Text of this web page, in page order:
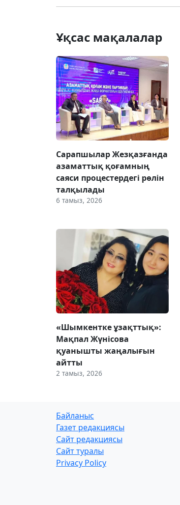
Ұқсас мақалалар
Сарапшылар Жезқазғанда
азаматтық қоғамның
саяси процестердегі рөлін
талқылады
6 тамыз, 2026
«Шымкентке ұзақттық»:
Мақпал Жүнісова
қуанышты жаңалығын
айтты
2 тамыз, 2026
Байланыс
Газет редакциясы
Сайт редакциясы
Сайт туралы
Privacy Policy